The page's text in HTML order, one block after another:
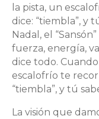
la pista, un
dice: “tiembla”, y
Nadal, el
fuerza, energía,
dice todo.
escalofrío te
“tiembla”, y tú
La visión que